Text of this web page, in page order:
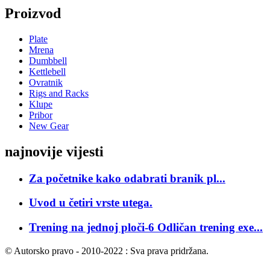
Proizvod
Plate
Mrena
Dumbbell
Kettlebell
Ovratnik
Rigs and Racks
Klupe
Pribor
New Gear
najnovije vijesti
Za početnike kako odabrati branik pl...
Uvod u četiri vrste utega.
Trening na jednoj ploči-6 Odličan trening exe...
© Autorsko pravo - 2010-2022 : Sva prava pridržana.